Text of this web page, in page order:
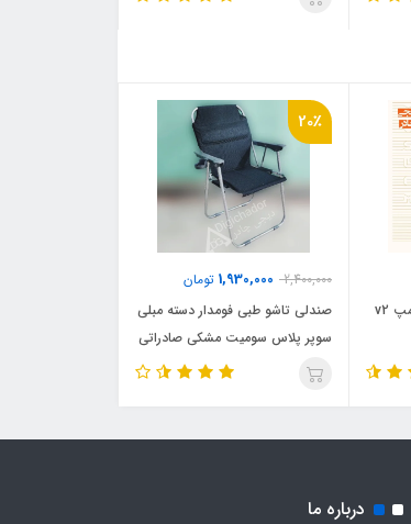
صندلی تاشو عصایی سوپر کمپ v2
20٪
2,400,000
1,930,000 تومان
صندلی تاشو طبی فومدار دسته مبلی
سوپر پلاس سومیت مشکی صادراتی
با جالیوانی
درباره ما